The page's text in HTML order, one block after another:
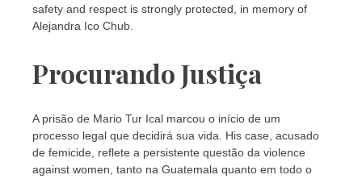
safety and respect is strongly protected, in memory of
Alejandra Ico Chub.
Procurando Justiça
A prisão de Mario Tur Ical marcou o início de um
processo legal que decidirá sua vida. His case, acusado
de femicide, reflete a persistente questão da violence
against women, tanto na Guatemala quanto em todo o